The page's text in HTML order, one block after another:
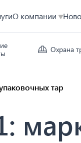
О компании
Охрана
тар